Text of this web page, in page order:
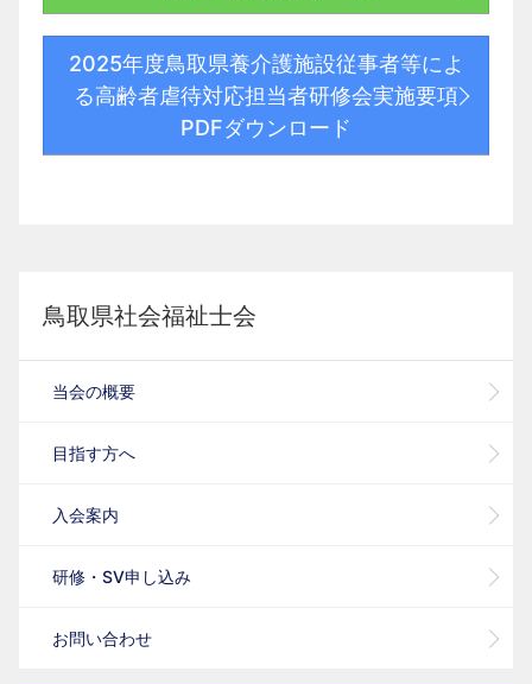
2025年度鳥取県養介護施設従事者等によ
る高齢者虐待対応担当者研修会実施要項
PDFダウンロード
鳥取県社会福祉士会
当会の概要
目指す方へ
入会案内
研修・SV申し込み
お問い合わせ